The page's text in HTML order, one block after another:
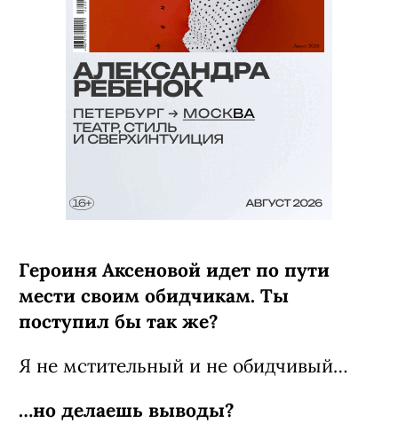
Героиня Аксеновой идет по пути
мести своим обидчикам. Ты
поступил бы так же?
Я не мстительный и не обидчивый…
…но делаешь выводы?